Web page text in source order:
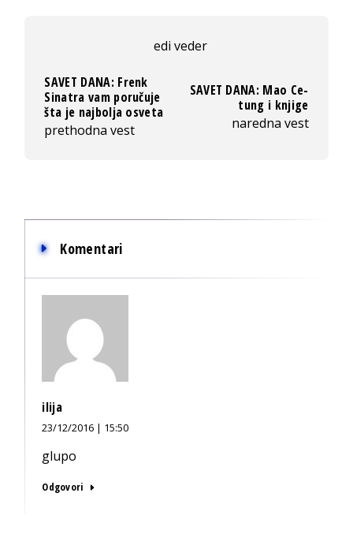
edi veder
SAVET DANA: Frenk
Sinatra vam poručuje
šta je najbolja osveta
prethodna vest
SAVET DANA: Mao Ce-
tung i knjige
naredna vest
Komentari
ilija
23/12/2016 | 15:50
glupo
Odgovori